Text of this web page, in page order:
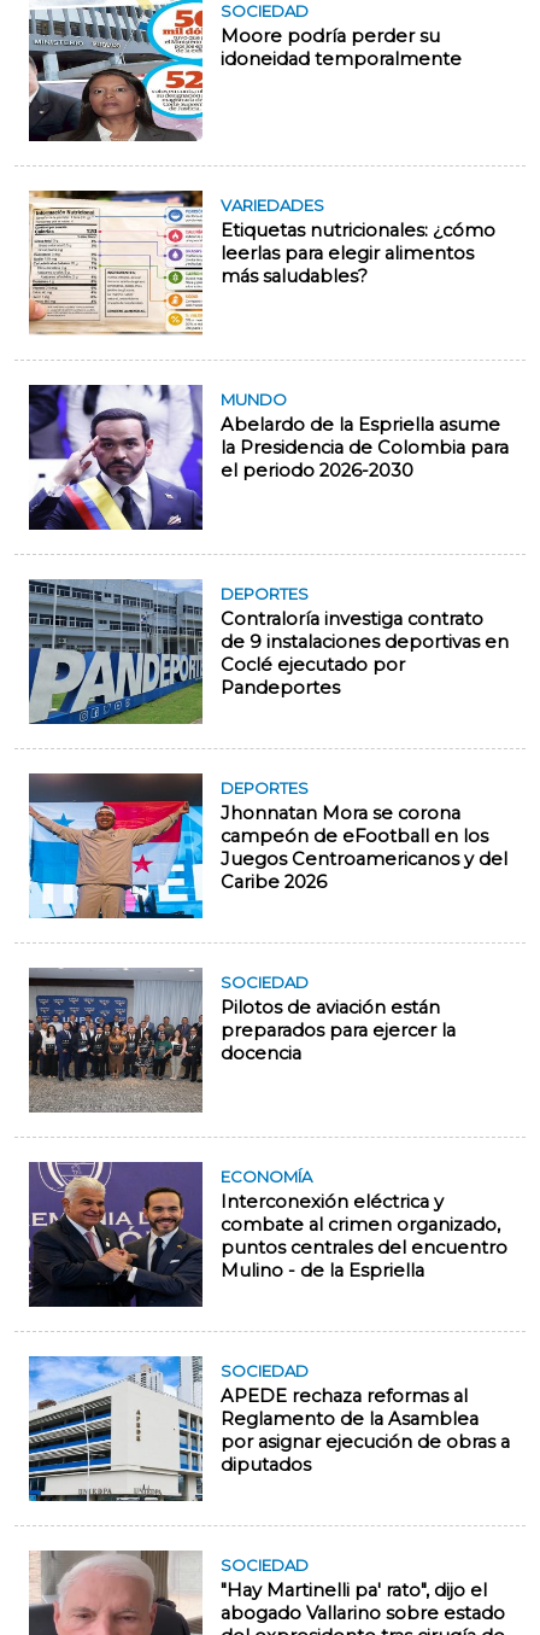
SOCIEDAD
Moore podría perder su
idoneidad temporalmente
VARIEDADES
Etiquetas nutricionales: ¿cómo
leerlas para elegir alimentos
más saludables?
MUNDO
Abelardo de la Espriella asume
la Presidencia de Colombia para
el periodo 2026-2030
DEPORTES
Contraloría investiga contrato
de 9 instalaciones deportivas en
Coclé ejecutado por
Pandeportes
DEPORTES
Jhonnatan Mora se corona
campeón de eFootball en los
Juegos Centroamericanos y del
Caribe 2026
SOCIEDAD
Pilotos de aviación están
preparados para ejercer la
docencia
ECONOMÍA
Interconexión eléctrica y
combate al crimen organizado,
puntos centrales del encuentro
Mulino - de la Espriella
SOCIEDAD
APEDE rechaza reformas al
Reglamento de la Asamblea
por asignar ejecución de obras a
diputados
SOCIEDAD
"Hay Martinelli pa' rato", dijo el
abogado Vallarino sobre estado